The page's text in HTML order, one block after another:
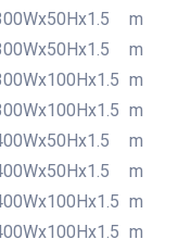
m
m
m
m
m
m
m
m